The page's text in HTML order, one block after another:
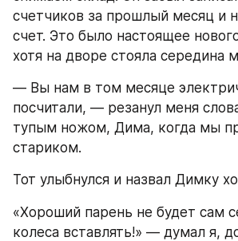
счетчиков за прошлый месяц и
счет. Это было настоящее
хотя на дворе стояла середина
― Вы нам в том месяце
посчитали, ― резанул меня
тупым ножом, Дима, когда мы
стариком.
Тот улыбнулся и назвал Димку
«Хороший парень не будет сам
колеса вставлять!» ― думал я,